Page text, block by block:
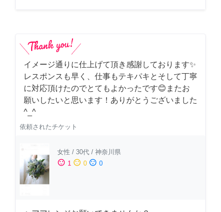
イメージ通りに仕上げて頂き感謝しております✨
レスポンスも早く、仕事もテキパキとそして丁寧
に対応頂けたのでとてもよかったです😊またお
願いしたいと思います！ありがとうございました
^_^
依頼されたチケット
女性 / 30代 / 神奈川県
sentiment_satisfied 1 sentiment_neutral 0 sentiment_dissatisfied 0